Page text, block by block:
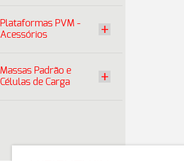
Plataformas PVM -
Acessórios
Massas Padrão e
Células de Carga